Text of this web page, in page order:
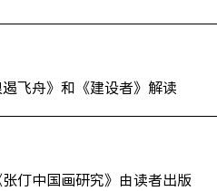
飞舟》和《建设者》解读
仃中国画研究》由读者出版